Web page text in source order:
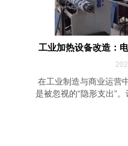
在工业制造与商业运营
是被忽视的“隐形支出”